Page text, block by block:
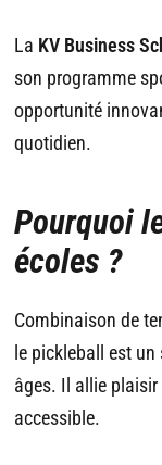
La KV Business
son programme
opportunité
quotidien.
Pourquoi
écoles ?
Combinaison de
le pickleball est
âges. Il allie plaisir
accessible.